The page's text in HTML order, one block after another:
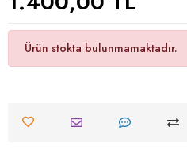
Ürün stokta bulunmamaktadır.